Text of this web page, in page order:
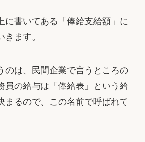
に書いてある「俸給支給額」に
ます。
のは、民間企業で言うところの
員の給与は「俸給表」という給
まるので、この名前で呼ばれて